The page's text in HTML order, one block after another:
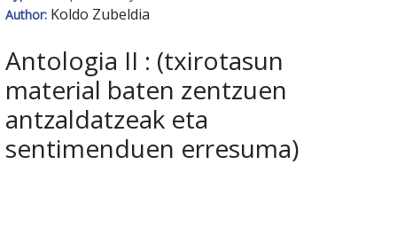
Author: Koldo Zubeldia
Antologia II : (txirotasun
material baten zentzuen
antzaldatzeak eta
sentimenduen erresuma)